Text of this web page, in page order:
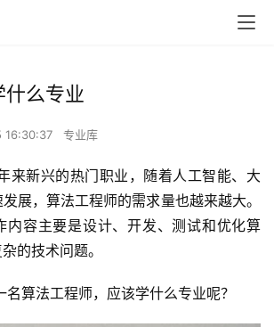
么专业
16:30:37 专业库
展，算法工程师的需求量也越来越大。
内容主要是设计、开发、测试和优化算
的技术问题。
算法工程师，应该学什么专业呢？